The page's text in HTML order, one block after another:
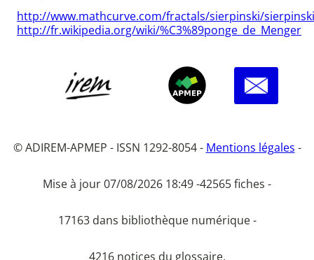
http://www.mathcurve.com/fractals/sierpinski/
http://fr.wikipedia.org/wiki/%C3%89ponge_de_Menger
© ADIREM-APMEP - ISSN 1292-8054 - Mentions légales -
Mise à jour 07/08/2026 18:49 -42565 fiches -
17163 dans bibliothèque numérique -
4216 notices du glossaire.